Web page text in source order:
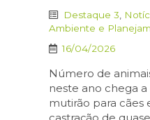
Destaque 3
Ambiente e
16/04/2026
Número de
neste ano chega
mutirão para cães